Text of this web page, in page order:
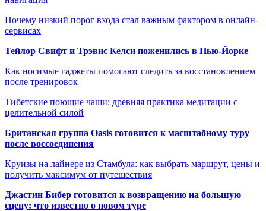
Почему низкий порог входа стал важным фактором в онлайн-
сервисах
Тейлор Свифт и Трэвис Келси поженились в Нью-Йорке
Как носимые гаджеты помогают следить за восстановлением
после тренировок
Тибетские поющие чаши: древняя практика медитации с
целительной силой
Британская группа Oasis готовится к масштабному туру
после воссоединения
Круизы на лайнере из Стамбула: как выбрать маршрут, цены и
получить максимум от путешествия
Джастин Бибер готовится к возвращению на большую
сцену: что известно о новом туре